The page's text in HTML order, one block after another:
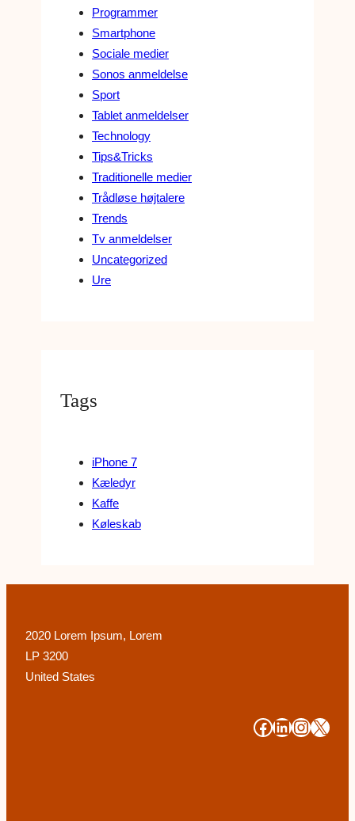
Programmer
Smartphone
Sociale medier
Sonos anmeldelse
Sport
Tablet anmeldelser
Technology
Tips&Tricks
Traditionelle medier
Trådløse højtalere
Trends
Tv anmeldelser
Uncategorized
Ure
Tags
iPhone 7
Kæledyr
Kaffe
Køleskab
2020 Lorem Ipsum, Lorem
LP 3200
United States
# # # #